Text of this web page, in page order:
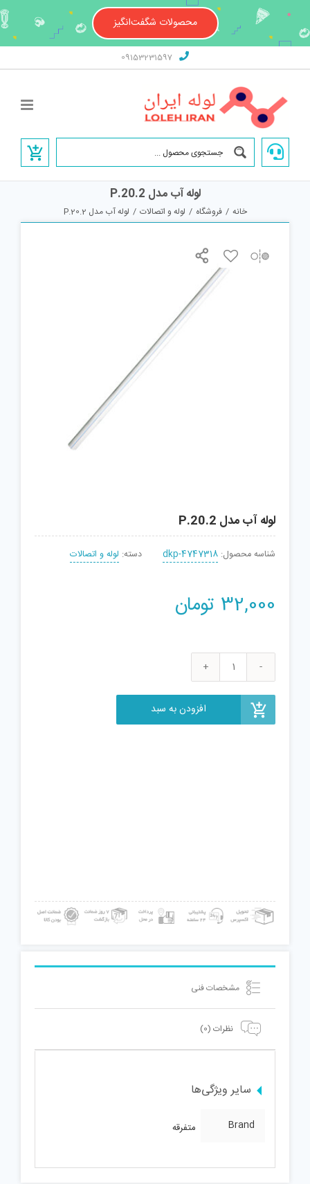
content
محصولات شگفت‌انگیز
لوله آب مدل P.20.2
خانه / فروشگاه / لوله و اتصالات / لوله آب مدل P.20.2
لوله آب مدل P.20.2
شناسه محصول: dkp-4747318 دسته: لوله و اتصالات
32,000 تومان
لوله
P.20.2
افزودن به سبد
مشخصات فنی
نظرات (0)
سایر ویژگی‌ها
Brand متفرقه